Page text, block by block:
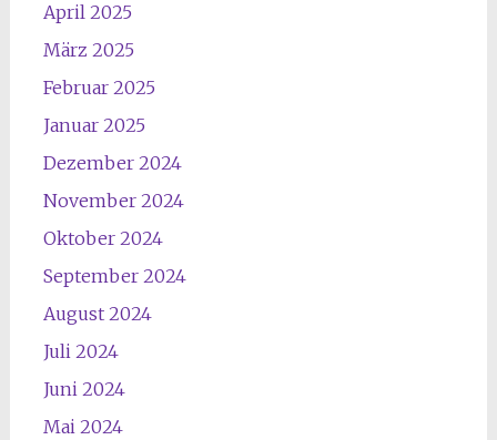
April 2025
März 2025
Februar 2025
Januar 2025
Dezember 2024
November 2024
Oktober 2024
September 2024
August 2024
Juli 2024
Juni 2024
Mai 2024